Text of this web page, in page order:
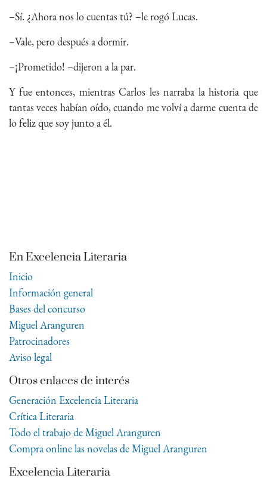
–Sí. ¿Ahora nos lo cuentas tú? –le rogó Lucas.
–Vale, pero después a dormir.
–¡Prometido! –dijeron a la par.
Y fue entonces, mientras Carlos les narraba la historia que
tantas veces habían oído, cuando me volví a darme cuenta de
lo feliz que soy junto a él.
En Excelencia Literaria
Inicio
Información general
Bases del concurso
Miguel Aranguren
Patrocinadores
Aviso legal
Otros enlaces de interés
Generación Excelencia Literaria
Crítica Literaria
Todo el trabajo de Miguel Aranguren
Compra online las novelas de Miguel Aranguren
Excelencia Literaria